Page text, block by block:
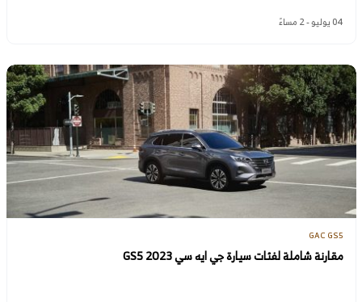
04 يوليو - 2 مساءً
GAC GS5
مقارنة شاملة لفئات سيارة جي ايه سي GS5 2023